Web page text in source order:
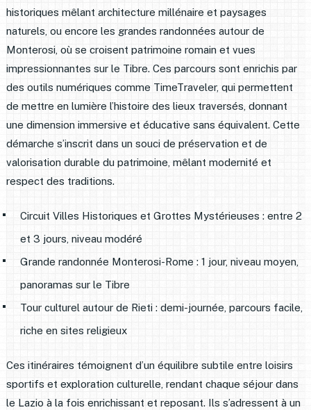
historiques mêlant architecture millénaire et paysages
naturels, ou encore les grandes randonnées autour de
Monterosi, où se croisent patrimoine romain et vues
impressionnantes sur le Tibre. Ces parcours sont enrichis par
des outils numériques comme TimeTraveler, qui permettent
de mettre en lumière l’histoire des lieux traversés, donnant
une dimension immersive et éducative sans équivalent. Cette
démarche s’inscrit dans un souci de préservation et de
valorisation durable du patrimoine, mêlant modernité et
respect des traditions.
Circuit Villes Historiques et Grottes Mystérieuses : entre 2
et 3 jours, niveau modéré
Grande randonnée Monterosi-Rome : 1 jour, niveau moyen,
panoramas sur le Tibre
Tour culturel autour de Rieti : demi-journée, parcours facile,
riche en sites religieux
Ces itinéraires témoignent d’un équilibre subtile entre loisirs
sportifs et exploration culturelle, rendant chaque séjour dans
le Lazio à la fois enrichissant et reposant. Ils s’adressent à un